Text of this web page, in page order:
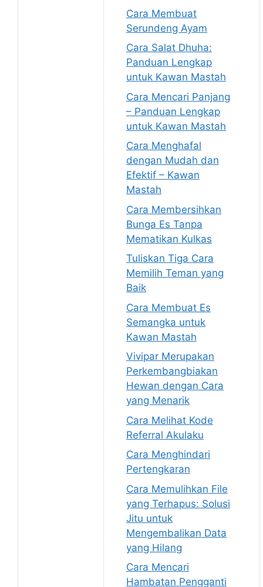
Cara Membuat
Serundeng Ayam
Cara Salat Dhuha:
Panduan Lengkap
untuk Kawan Mastah
Cara Mencari Panjang
– Panduan Lengkap
untuk Kawan Mastah
Cara Menghafal
dengan Mudah dan
Efektif – Kawan
Mastah
Cara Membersihkan
Bunga Es Tanpa
Mematikan Kulkas
Tuliskan Tiga Cara
Memilih Teman yang
Baik
Cara Membuat Es
Semangka untuk
Kawan Mastah
Vivipar Merupakan
Perkembangbiakan
Hewan dengan Cara
yang Menarik
Cara Melihat Kode
Referral Akulaku
Cara Menghindari
Pertengkaran
Cara Memulihkan File
yang Terhapus: Solusi
Jitu untuk
Mengembalikan Data
yang Hilang
Cara Mencari
Hambatan Pengganti